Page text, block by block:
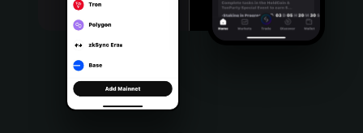
Português (Brasil)
Español (Argentina)